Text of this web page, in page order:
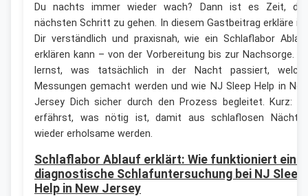
Du nachts immer wieder wach? Dann ist es Zeit,
nächsten Schritt zu gehen. In diesem Gastbeitrag erkläre
Dir verständlich und praxisnah, wie ein Schlaflabor
erklären kann – von der Vorbereitung bis zur Nachsorge.
lernst, was tatsächlich in der Nacht passiert,
Messungen gemacht werden und wie NJ Sleep Help in
Jersey Dich sicher durch den Prozess begleitet. Kurz:
erfährst, was nötig ist, damit aus schlaflosen
wieder erholsame werden.
Schlaflabor Ablauf erklärt: Wie funktioniert eine
diagnostische Schlafuntersuchung bei NJ Sleep
Help in New Jersey